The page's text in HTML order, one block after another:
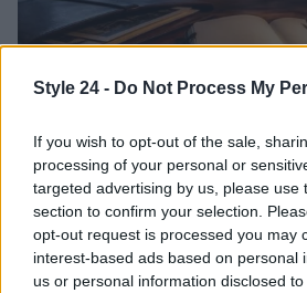
Style 24 - Do Not Process My
If you wish to opt-out of the sale,
processing of your personal or
targeted advertising by us, please use
section to confirm your selection.
opt-out request is processed you may
interest-based ads based on personal
us or personal information disclosed
Guida al personal branding
narrativa visiva autentica
Cristian Castiglioni · 6 Ago 2026
OFFERTE&CONSIGLI